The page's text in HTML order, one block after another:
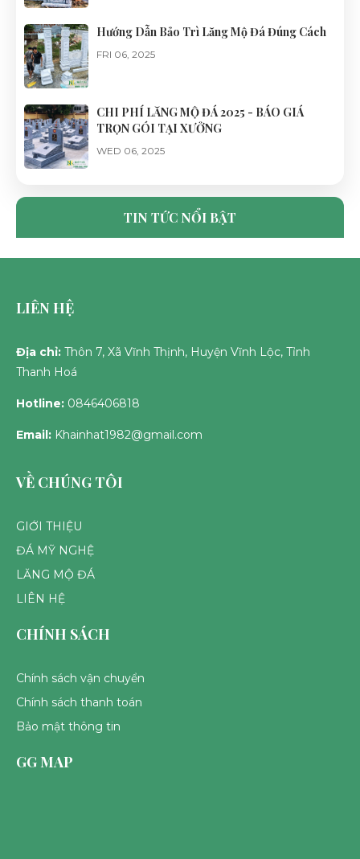
Hướng Dẫn Bảo Trì Lăng Mộ Đá Đúng Cách
FRI 06, 2025
CHI PHÍ LĂNG MỘ ĐÁ 2025 - BÁO GIÁ
TRỌN GÓI TẠI XƯỞNG
WED 06, 2025
THỦY - ĐÁ MỸ NGHỆ NHẬT HÀ
TIN TỨC NỔI BẬT
LIÊN HỆ
Địa chỉ: Thôn 7, Xã Vĩnh Thịnh, Huyện Vĩnh Lộc, Tỉnh
Thanh Hoá
Hotline: 0846406818
Email: Khainhat1982@gmail.com
VỀ CHÚNG TÔI
GIỚI THIỆU
ĐÁ MỸ NGHỆ
LĂNG MỘ ĐÁ
LIÊN HỆ
CHÍNH SÁCH
Chính sách vận chuyển
Chính sách thanh toán
Bảo mật thông tin
GG MAP